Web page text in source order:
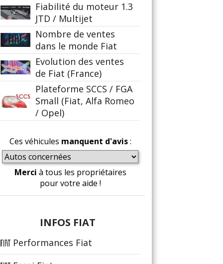
Fiabilité du moteur 1.3
JTD / Multijet
Nombre de ventes
dans le monde Fiat
Evolution des ventes
de Fiat (France)
Plateforme SCCS / FGA
Small (Fiat, Alfa Romeo
/ Opel)
Ces véhicules manquent d'avis:
Merci à tous les propriétaires
pour votre aide !
INFOS FIAT
Performances Fiat